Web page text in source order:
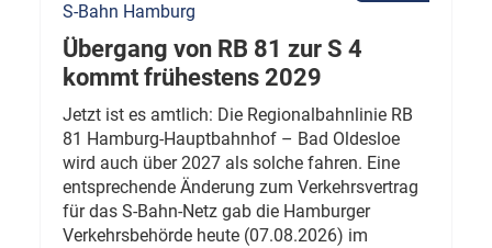
S-Bahn Hamburg
Übergang von RB 81 zur S 4
kommt frühestens 2029
Jetzt ist es amtlich: Die Regionalbahnlinie RB
81 Hamburg-Hauptbahnhof – Bad Oldesloe
wird auch über 2027 als solche fahren. Eine
entsprechende Änderung zum Verkehrsvertrag
für das S-Bahn-Netz gab die Hamburger
Verkehrsbehörde heute (07.08.2026) im